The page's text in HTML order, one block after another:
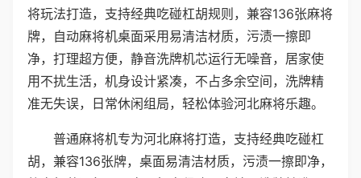
将玩法打造，支持经典吃碰杠胡规则，兼容136张麻将
牌，自动麻将机桌面采用易清洁材质，污渍一擦即
净，打理超方便，静音洗牌机芯运行无噪音，居家使
用不扰生活，机身设计紧凑，不占多余空间，洗牌精
准无失误，日常休闲组局，轻松体验河北麻将乐趣。
普通麻将机专为河北麻将打造，支持经典吃碰杠
胡，兼容136张牌，桌面易清洁材质，污渍一擦即净，